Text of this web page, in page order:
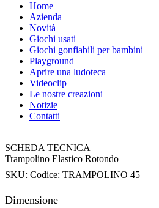
Home
Azienda
Novità
Giochi usati
Giochi gonfiabili per bambini
Playground
Aprire una ludoteca
Videoclip
Le nostre creazioni
Notizie
Contatti
SCHEDA TECNICA
Trampolino Elastico Rotondo
SKU: Codice: TRAMPOLINO 45
Dimensione